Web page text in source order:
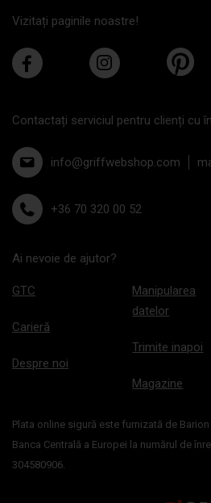
Vizitați paginile noastre!
Contactați serviciul pentru clienți cu
info@griffwebshop.com
+36 70 320 00 52
Ai nevoie de ajutor?
GTC
Carieră
Despre noi
Manipularea
datelor
Trimite inapoi
Magazine
Plata online sigură este furnizată de
Banca Centrală a Europei la numărul de
304580906.